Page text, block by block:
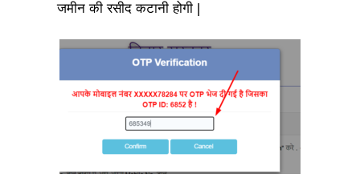
जमीन की रसीद कटानी होगी |